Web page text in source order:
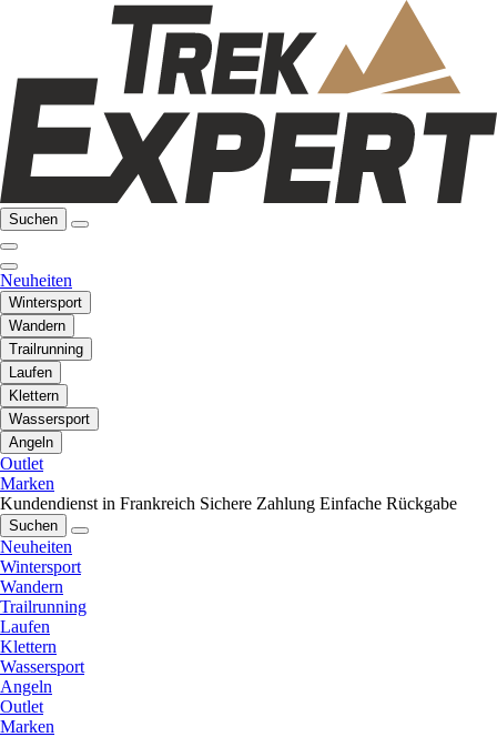
Suchen
Neuheiten
Wintersport
Wandern
Trailrunning
Laufen
Klettern
Wassersport
Angeln
Outlet
Marken
Kundendienst in Frankreich Sichere Zahlung Einfache Rückgabe
Suchen
Neuheiten
Wintersport
Wandern
Trailrunning
Laufen
Klettern
Wassersport
Angeln
Outlet
Marken